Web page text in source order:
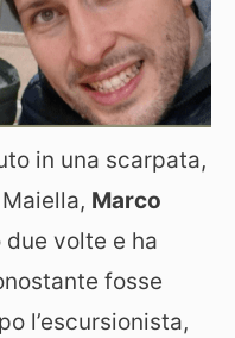
in una scarpata,
Marco
volte e ha
fosse
l’escursionista,